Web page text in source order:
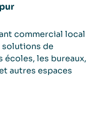
commercial local
solutions de
écoles, les bureaux,
autres espaces